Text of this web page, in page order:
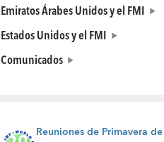
Emiratos Árabes Unidos y el FMI
Estados Unidos y el FMI
Comunicados
Reuniones de Primavera